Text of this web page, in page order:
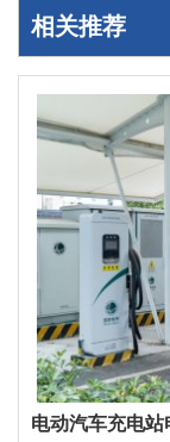
相关推荐
电动汽车充电